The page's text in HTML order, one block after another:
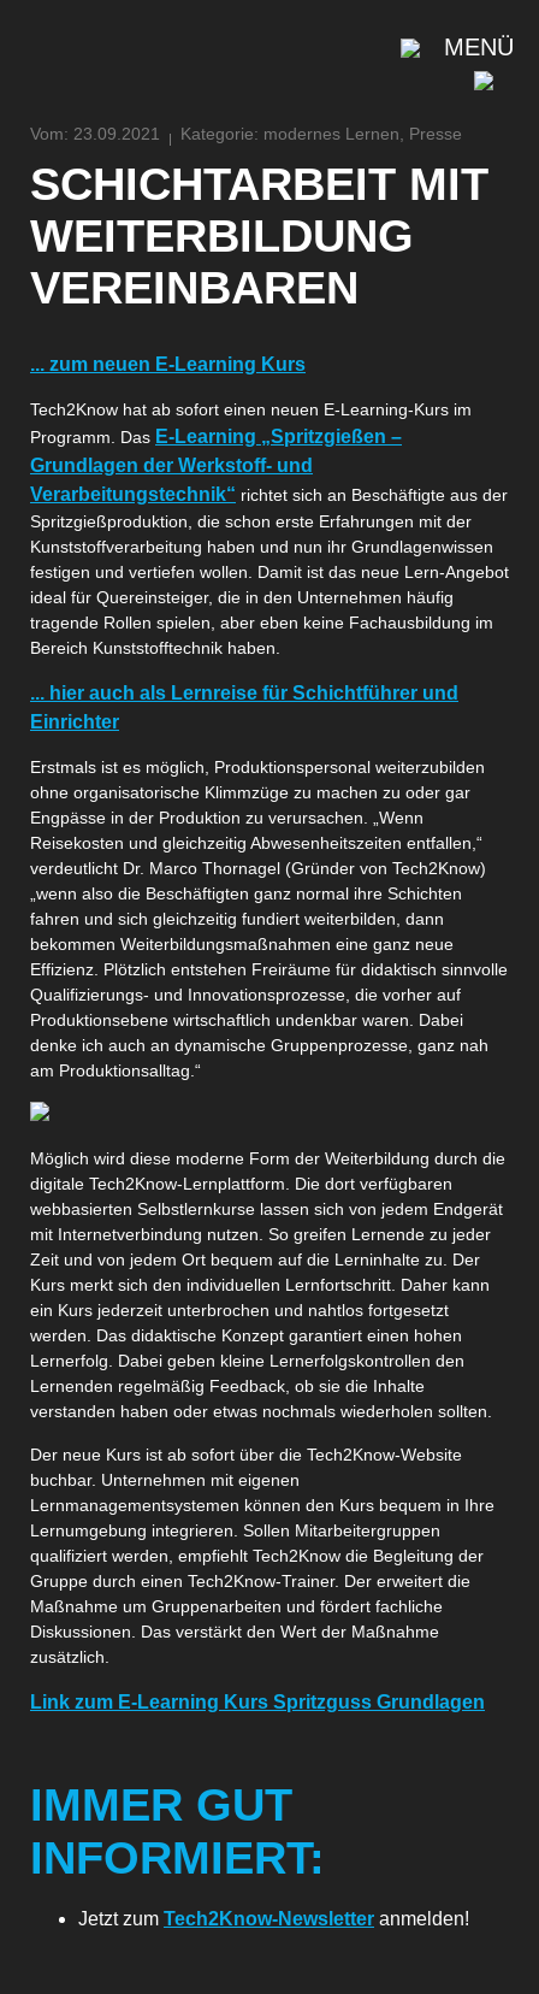
MENÜ
Vom: 23.09.2021 Kategorie: modernes Lernen, Presse
SCHICHTARBEIT MIT
WEITERBILDUNG
VEREINBAREN
... zum neuen E-Learning Kurs
Tech2Know hat ab sofort einen neuen E-Learning-Kurs im
Programm. Das E-Learning „Spritzgießen –
Grundlagen der Werkstoff- und
Verarbeitungstechnik“ richtet sich an Beschäftigte aus der
Spritzgießproduktion, die schon erste Erfahrungen mit der
Kunststoffverarbeitung haben und nun ihr Grundlagenwissen
festigen und vertiefen wollen. Damit ist das neue Lern-Angebot
ideal für Quereinsteiger, die in den Unternehmen häufig
tragende Rollen spielen, aber eben keine Fachausbildung im
Bereich Kunststofftechnik haben.
... hier auch als Lernreise für Schichtführer und
Einrichter
Erstmals ist es möglich, Produktionspersonal weiterzubilden
ohne organisatorische Klimmzüge zu machen zu oder gar
Engpässe in der Produktion zu verursachen. „Wenn
Reisekosten und gleichzeitig Abwesenheitszeiten entfallen,“
verdeutlicht Dr. Marco Thornagel (Gründer von Tech2Know)
„wenn also die Beschäftigten ganz normal ihre Schichten
fahren und sich gleichzeitig fundiert weiterbilden, dann
bekommen Weiterbildungsmaßnahmen eine ganz neue
Effizienz. Plötzlich entstehen Freiräume für didaktisch sinnvolle
Qualifizierungs- und Innovationsprozesse, die vorher auf
Produktionsebene wirtschaftlich undenkbar waren. Dabei
denke ich auch an dynamische Gruppenprozesse, ganz nah
am Produktionsalltag.“
Möglich wird diese moderne Form der Weiterbildung durch die
digitale Tech2Know-Lernplattform. Die dort verfügbaren
webbasierten Selbstlernkurse lassen sich von jedem Endgerät
mit Internetverbindung nutzen. So greifen Lernende zu jeder
Zeit und von jedem Ort bequem auf die Lerninhalte zu. Der
Kurs merkt sich den individuellen Lernfortschritt. Daher kann
ein Kurs jederzeit unterbrochen und nahtlos fortgesetzt
werden. Das didaktische Konzept garantiert einen hohen
Lernerfolg. Dabei geben kleine Lernerfolgskontrollen den
Lernenden regelmäßig Feedback, ob sie die Inhalte
verstanden haben oder etwas nochmals wiederholen sollten.
Der neue Kurs ist ab sofort über die Tech2Know-Website
buchbar. Unternehmen mit eigenen
Lernmanagementsystemen können den Kurs bequem in Ihre
Lernumgebung integrieren. Sollen Mitarbeitergruppen
qualifiziert werden, empfiehlt Tech2Know die Begleitung der
Gruppe durch einen Tech2Know-Trainer. Der erweitert die
Maßnahme um Gruppenarbeiten und fördert fachliche
Diskussionen. Das verstärkt den Wert der Maßnahme
zusätzlich.
Link zum E-Learning Kurs Spritzguss Grundlagen
IMMER GUT
INFORMIERT:
Jetzt zum Tech2Know-Newsletter anmelden!